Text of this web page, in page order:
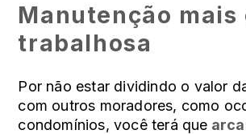
Manutenção mais
trabalhosa
Por não estar dividindo o valor
com outros moradores, como
condomínios, você terá que